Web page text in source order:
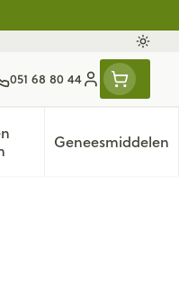
051 68 80 44
Klant menu
en EHBO categorie
submenu voor Dieren
Geneesmiddelen
Toon